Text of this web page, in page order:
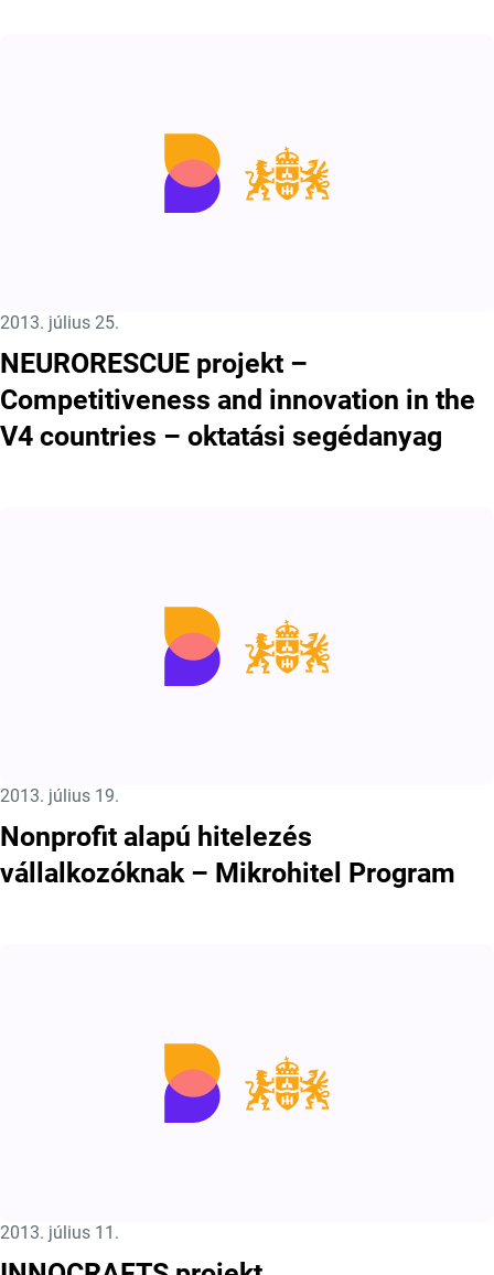
Közzétéve:
2013. július 25.
NEURORESCUE projekt –
Competitiveness and innovation in the
V4 countries – oktatási segédanyag
Közzétéve:
2013. július 19.
Nonprofit alapú hitelezés
vállalkozóknak – Mikrohitel Program
Közzétéve:
2013. július 11.